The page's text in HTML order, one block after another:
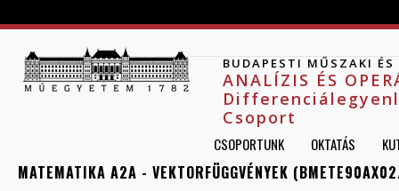
BUDAPESTI MŰSZAKI
ANALÍZIS ÉS
Csoport
CSOPORTUNK OKTATÁS
MATEMATIKA A2A - VEKTORFÜGGVÉNYEK